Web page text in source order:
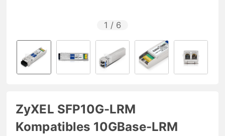
1 / 6
ZyXEL SFP10G-LRM
Kompatibles 10GBase-LRM